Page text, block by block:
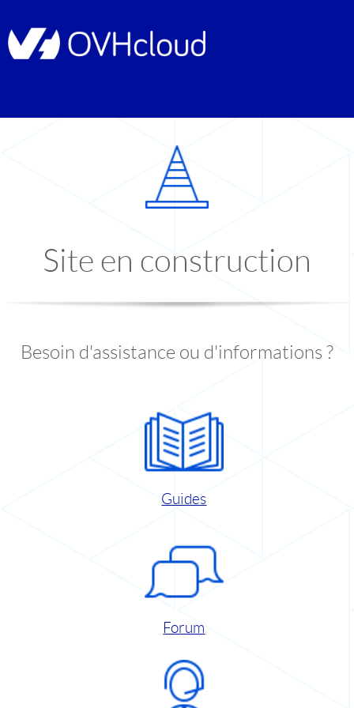
Site en construction
Besoin d'assistance ou d'informations ?
Guides
Forum